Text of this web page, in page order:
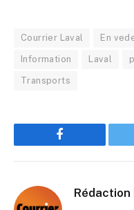
Courrier Laval En
Information Laval
Transports
Facebook
Rédaction